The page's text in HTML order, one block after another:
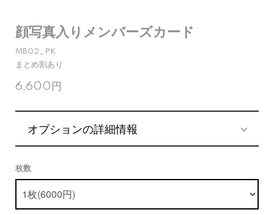
顔写真入りメンバーズカード
MB02_PK
まとめ割あり
6,600円
オプションの詳細情報
枚数